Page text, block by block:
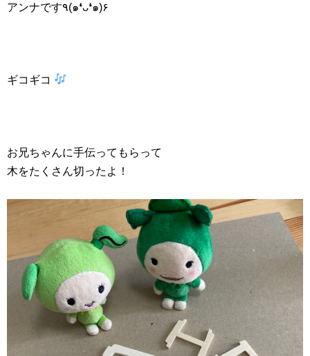
アンナです٩(๑❛ᴗ❛๑)۶
ギコギコ
お兄ちゃんに手伝ってもらって
木をたくさん切ったよ！